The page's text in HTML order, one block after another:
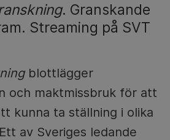
. Granskande
Streaming på SVT
blottlägger
och maktmissbruk för att
kunna ta ställning i olika
av Sveriges ledande